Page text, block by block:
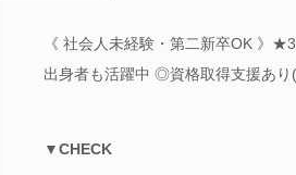
《 社会人未経験・第二新卒OK 》
出身者も活躍中 ◎資格取得支援あり
▼CHECK